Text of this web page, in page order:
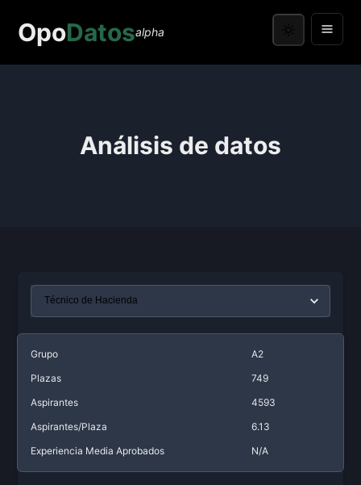
OpoDatosalpha
Análisis de datos
Grupo
A2
Plazas
749
Aspirantes
4593
Aspirantes/Plaza
6.13
Experiencia Media Aprobados
N/A